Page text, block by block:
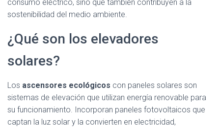
consumo eléctrico, sino que también contribuyen a la
sostenibilidad del medio ambiente.
¿Qué son los elevadores
solares?
Los ascensores ecológicos con paneles solares son
sistemas de elevación que utilizan energía renovable para
su funcionamiento. Incorporan paneles fotovoltaicos que
captan la luz solar y la convierten en electricidad,